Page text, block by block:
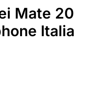
Mate 20
Italia